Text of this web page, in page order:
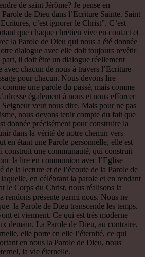
de saint Jérôme? Je pense en
de Dieu dans l’Ecriture Sainte. Saint
c’est ignorer le Christ”. C’est
que chaque chrétien vive en contact et
la Parole de Dieu qui nous a été donnée
dialogue avec elle doit toujours revêtir
il doit être un dialogue réellement
avec chacun de nous à travers l’Ecriture
pour chacun. Nous devons lire
une parole du passé, mais comme
également à nous et nous efforcer
veut nous dire. Mais pour ne pas
nous devons tenir compte du fait que
donnée précisément pour construire la
dans la vérité de notre chemin vers
en étant une Parole personnelle, elle est
construit une communauté, qui construit
la lire en communion avec l’Eglise
la lecture et de l’écoute de la Parole de
en célébrant la parole et en rendant
le Corps du Christ, nous réalisons la
rendons présente parmi nous. Nous ne
la Parole de Dieu transcende les temps.
et viennent. Ce qui est très moderne
demain. La Parole de Dieu, au contraire,
elle porte en elle l’éternité, ce qui
en nous la Parole de Dieu, nous
la vie éternelle.